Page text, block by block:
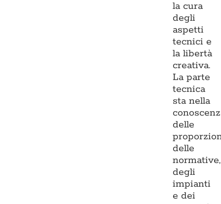
la cura
degli
aspetti
tecnici e
la libertà
creativa.
La parte
tecnica
sta nella
delle
delle
normative,
degli
impianti
e dei